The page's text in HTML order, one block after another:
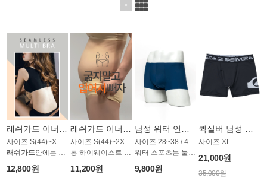
래쉬가드 이너 심리스 멀티 브라 AP1273CN
사이즈 S(44)~XXL(88) / 스킨, 블랙 2컬러
래쉬가드안에는 물론, 모든 일상생활에서도!
12,800원
래쉬가드 이너 팬티 AP1276CN
사이즈 S(44)~2XL(88) / 스킨, 블랙 2컬러
롱 하이웨이스트 팬티
11,200원
남성 워터 언더웨어 AME1397CN
사이즈 28~38 / 4컬러
워터 스포츠는 물론! 일상에서도
9,800원
퀵실버 남성 워터언더웨어 AME1778BQS
사이즈 XL
21,000원
35,000원